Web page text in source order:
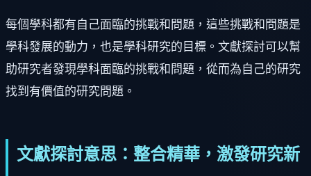
每個學科都有自己面臨的挑戰和問題，這些挑戰和問題是
學科發展的動力，也是學科研究的目標。文獻探討可以幫
助研究者發現學科面臨的挑戰和問題，從而為自己的研究
找到有價值的研究問題。
文獻探討意思：整合精華，激發研究新